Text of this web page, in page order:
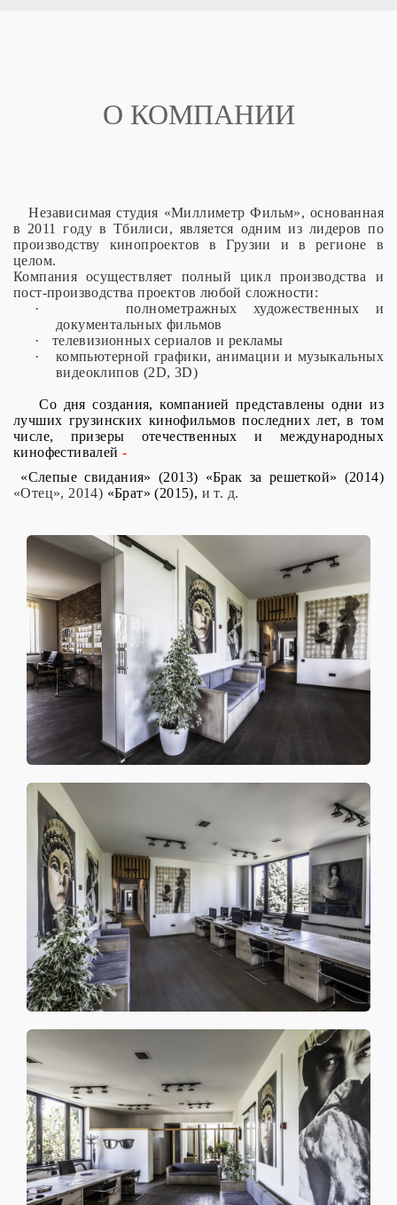
О КОМПАНИИ
Независимая студия «Миллиметр Фильм», основанная
в 2011 году в Тбилиси, является одним из лидеров по
производству кинопроектов в Грузии и в регионе в
целом.
Компания осуществляет полный цикл производства и
пост-производства проектов любой сложности:
·
полнометражных художественных и
документальных фильмов
·
телевизионных сериалов и рекламы
·
компьютерной графики, анимации и музыкальных
видеоклипов (2D, 3D)
Со дня создания, компанией представлены одни из
лучших грузинских кинофильмов последних лет, в том
числе, призеры отечественных и международных
кинофестивалей -
«Слепые свидания» (2013) «Брак за решеткой» (2014)
«Отец», 2014) «Брат» (2015), и т. д.